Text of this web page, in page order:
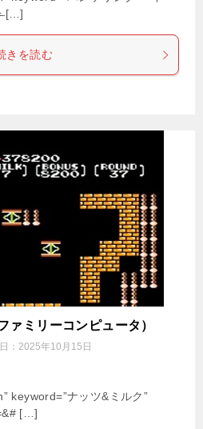
[…]
きを読む
ァミリーコンピュータ）
： 2025年10月15日
keyword=”ナッツ&ミルク”
[…]